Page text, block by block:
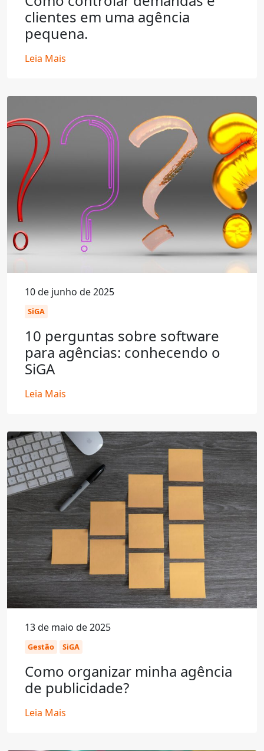
clientes em uma agência
pequena.
Leia Mais
10 de junho de 2025
SiGA
10 perguntas sobre software
para agências: conhecendo o
SiGA
Leia Mais
13 de maio de 2025
Gestão SiGA
Como organizar minha agência
de publicidade?
Leia Mais